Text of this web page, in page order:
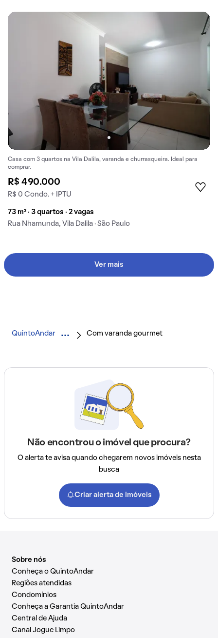
Casa com 3 quartos na Vila Dalila, varanda e churrasqueira. Ideal para
comprar.
R$ 490.000
R$ 0 Condo. + IPTU
73 m² · 3 quartos · 2 vagas
Rua Nhamunda, Vila Dalila · São Paulo
Ver mais
QuintoAndar Com varanda gourmet
Não encontrou o imóvel que procura?
O alerta te avisa quando chegarem novos imóveis nesta
busca
Criar alerta de imóveis
Sobre nós
Conheça o QuintoAndar
Regiões atendidas
Condomínios
Conheça a Garantia QuintoAndar
Central de Ajuda
Canal Jogue Limpo